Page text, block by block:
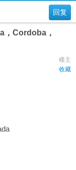
回复
，Cordoba，
楼主
收藏